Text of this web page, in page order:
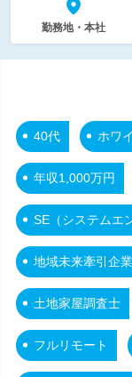
勤務地・本社
40代 ホワ
年収1,000万円
SE（システムエ
地域未来牽引企業
土地家屋調査士
フルリモート